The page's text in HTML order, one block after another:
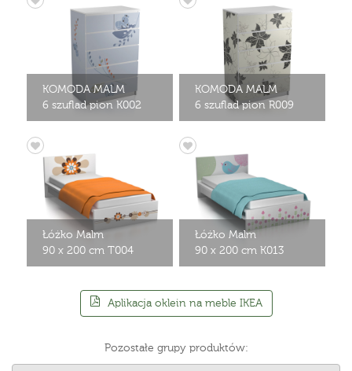
KOMODA MALM
6 szuflad pion K002
KOMODA MALM
6 szuflad pion R009
Łóżko Malm
90 x 200 cm T004
Łóżko Malm
90 x 200 cm K013
Aplikacja oklein na meble IKEA
Pozostałe grupy produktów: